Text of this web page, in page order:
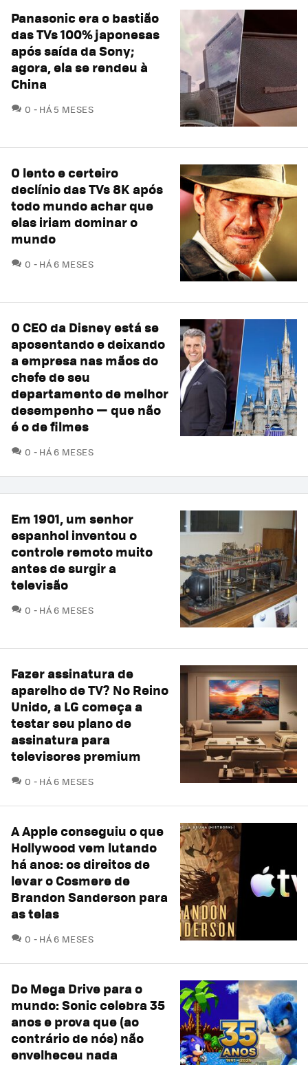
Panasonic era o bastião
das TVs 100% japonesas
após saída da Sony;
agora, ela se rendeu à
China
0 COMENTÁRIOS
HÁ 5 MESES
O lento e certeiro
declínio das TVs 8K após
todo mundo achar que
elas iriam dominar o
mundo
0 COMENTÁRIOS
HÁ 6 MESES
O CEO da Disney está se
aposentando e deixando
a empresa nas mãos do
chefe de seu
departamento de melhor
desempenho — que não
é o de filmes
0 COMENTÁRIOS
HÁ 6 MESES
Em 1901, um senhor
espanhol inventou o
controle remoto muito
antes de surgir a
televisão
0 COMENTÁRIOS
HÁ 6 MESES
Fazer assinatura de
aparelho de TV? No Reino
Unido, a LG começa a
testar seu plano de
assinatura para
televisores premium
0 COMENTÁRIOS
HÁ 6 MESES
A Apple conseguiu o que
Hollywood vem lutando
há anos: os direitos de
levar o Cosmere de
Brandon Sanderson para
as telas
0 COMENTÁRIOS
HÁ 6 MESES
Do Mega Drive para o
mundo: Sonic celebra 35
anos e prova que (ao
contrário de nós) não
envelheceu nada